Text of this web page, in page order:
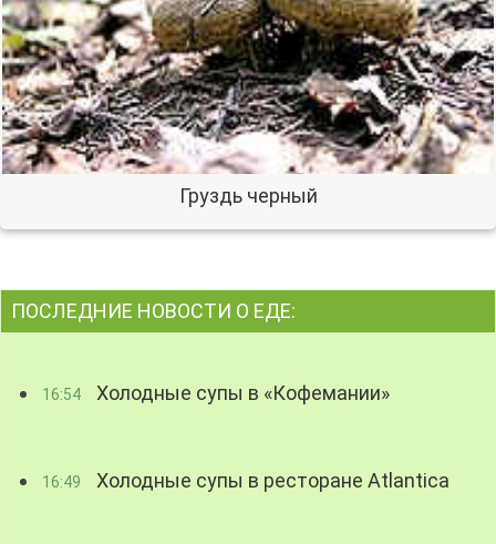
Груздь черный
ПОСЛЕДНИЕ НОВОСТИ О ЕДЕ:
16:54 Холодные супы в «Кофемании»
16:49 Холодные супы в ресторане Atlantica